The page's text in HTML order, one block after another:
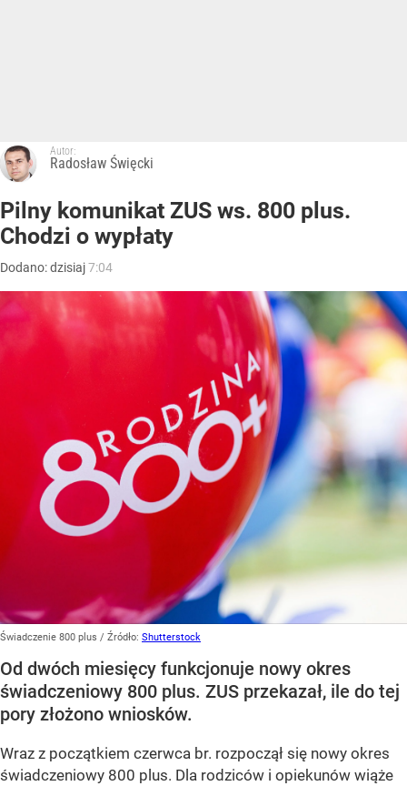
Autor:
Radosław Święcki
Pilny komunikat ZUS ws. 800 plus.
Chodzi o wypłaty
Dodano:dzisiaj7:04
Świadczenie 800 plus / Źródło: Shutterstock
Od dwóch miesięcy funkcjonuje nowy okres
świadczeniowy 800 plus. ZUS przekazał, ile do tej
pory złożono wniosków.
Wraz z początkiem czerwca br. rozpoczął się nowy okres
świadczeniowy 800 plus. Dla rodziców i opiekunów wiąże